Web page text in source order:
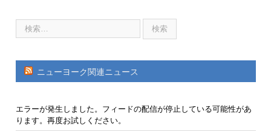
ニューヨーク関連ニュース
エラーが発生しました。フィードの配信が停止している可能性があ
ります。再度お試しください。